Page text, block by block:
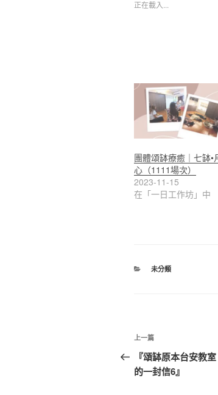
正在載入...
團體頌缽療癒｜七缽•
心（1111場次）
2023-11-15
在「一日工作坊」中
分
未分類
文
章
導
上
一
篇
上一篇
『頌缽原本台安教
的一封信6』